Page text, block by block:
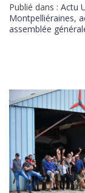
Publié dans : Actu
Montpelliéraines,
assemblée